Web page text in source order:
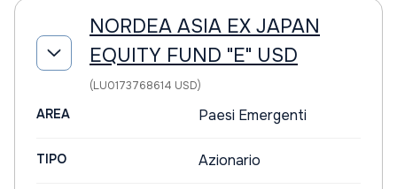
NORDEA ASIA EX JAPAN
EQUITY FUND "E" USD
(LU0173768614 USD)
AREA Paesi Emergenti
TIPO Azionario